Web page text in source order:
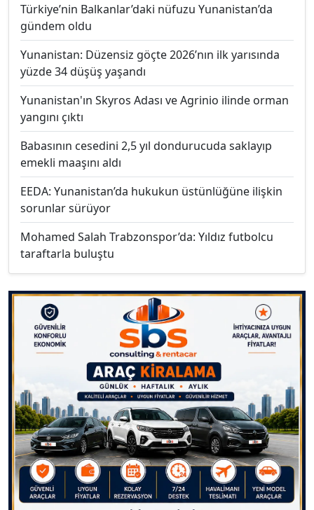
Türkiye’nin Balkanlar’daki nüfuzu Yunanistan’da
gündem oldu
Yunanistan: Düzensiz göçte 2026’nın ilk yarısında
yüzde 34 düşüş yaşandı
Yunanistan'ın Skyros Adası ve Agrinio ilinde orman
yangını çıktı
Babasının cesedini 2,5 yıl dondurucuda saklayıp
emekli maaşını aldı
EEDA: Yunanistan’da hukukun üstünlüğüne ilişkin
sorunlar sürüyor
Mohamed Salah Trabzonspor’da: Yıldız futbolcu
taraftarla buluştu